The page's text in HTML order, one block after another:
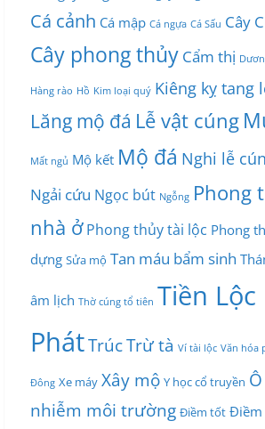
Cá cảnh Cá mập Cá ngựa Cá Sấu Cây
Cây phong thủy Cẩm thị
Hàng rào Hồ Kim loại quý Kiêng kỵ tang
Lăng mộ đá Lễ vật cúng
Mất ngủ Mộ kết Mộ đá Nghi lễ
Ngải cứu Ngọc bút Ngỗng Phong
nhà ở Phong thủy tài lộc Phong
dựng Sửa mộ Tan máu bẩm sinh
âm lịch Thờ cúng tổ tiên Tiền Lộc
PhátTrúcTrừ tà Ví tài lộc Văn hóa
Đông Xe máy Xây mộ Y học cổ truyền Ô
nhiễm môi trường Điềm tốt Điềm